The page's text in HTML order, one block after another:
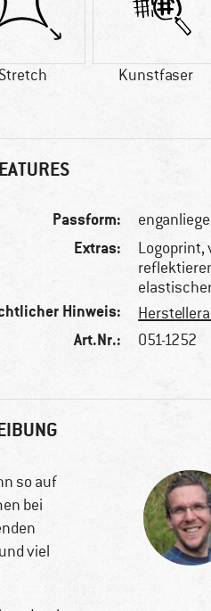
Stretch Kunstfaser
Passform:
Extras:
Logoprint,
Hinweis:
Art.Nr.: 051-1252
so auf
bei
viel